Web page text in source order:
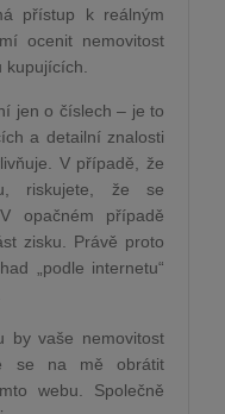
přístup k reálným
ocenit nemovitost
kupujících.
jen o číslech – je to
a detailní znalosti
V případě, že
riskujete, že se
opačném případě
zisku. Právě proto
„podle internetu“
by vaše nemovitost
se na mě obrátit
webu. Společně